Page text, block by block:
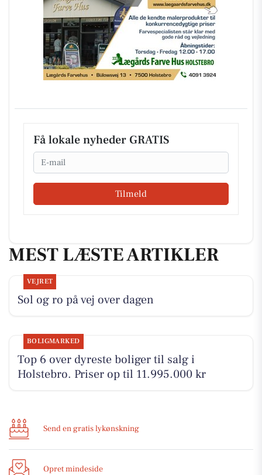
Få lokale nyheder GRATIS
Email
Tilmeld
MEST LÆSTE ARTIKLER
VEJRET
Sol og ro på vej over dagen
BOLIGMARKED
Top 6 over dyreste boliger til salg i
Holstebro. Priser op til 11.995.000 kr
Send en gratis lykønskning
Opret mindeside